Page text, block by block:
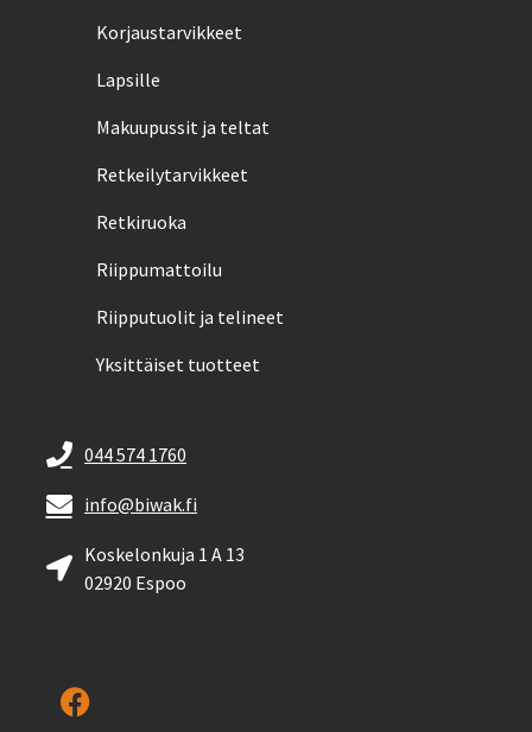
Korjaustarvikkeet
Lapsille
Makuupussit ja teltat
Retkeilytarvikkeet
Retkiruoka
Riippumattoilu
Riipputuolit ja telineet
Yksittäiset tuotteet
044 574 1760
info@biwak.fi
Koskelonkuja 1 A 13
02920 Espoo